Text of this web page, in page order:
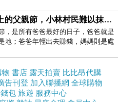
八八風災上的父親節，小林村民難以抹滅的痛
，是所有爸爸最好的日子，爸爸就是
地；爸爸年輕出去賺錢，媽媽則是處
不分高低貴賤，只有人品才
物 書店 露天拍賣 比比昂代購
告刊登 加入聯播網 全球購物
包 旅遊 服務中心